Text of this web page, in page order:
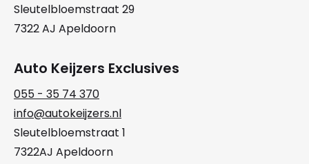
Sleutelbloemstraat 29
7322 AJ Apeldoorn
Auto Keijzers Exclusives
055 - 35 74 370
info@autokeijzers.nl
Sleutelbloemstraat 1
7322AJ Apeldoorn